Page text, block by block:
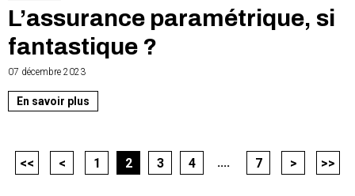
L’assurance paramétrique, si
fantastique ?
07 décembre 2023
En savoir plus
<< < 1 2 3 4 .... 7 > >>